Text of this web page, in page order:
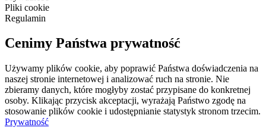
Pliki cookie
Regulamin
Cenimy Państwa prywatność
Używamy plików cookie, aby poprawić Państwa doświadczenia na
naszej stronie internetowej i analizować ruch na stronie. Nie
zbieramy danych, które mogłyby zostać przypisane do konkretnej
osoby. Klikając przycisk akceptacji, wyrażają Państwo zgodę na
stosowanie plików cookie i udostępnianie statystyk stronom trzecim.
Prywatność